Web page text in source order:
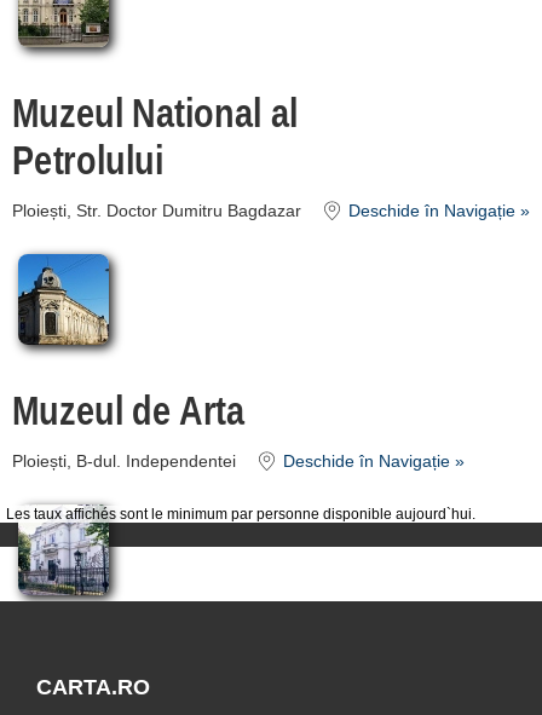
Les taux affichés sont le minimum par personne disponible aujourd`hui.
Muzeul National al
Petrolului
Ploiești, Str. Doctor Dumitru Bagdazar Deschide în Navigație »
Muzeul de Arta
Ploiești, B-dul. Independentei Deschide în Navigație »
termeni și condiții
contact
CARTA.RO